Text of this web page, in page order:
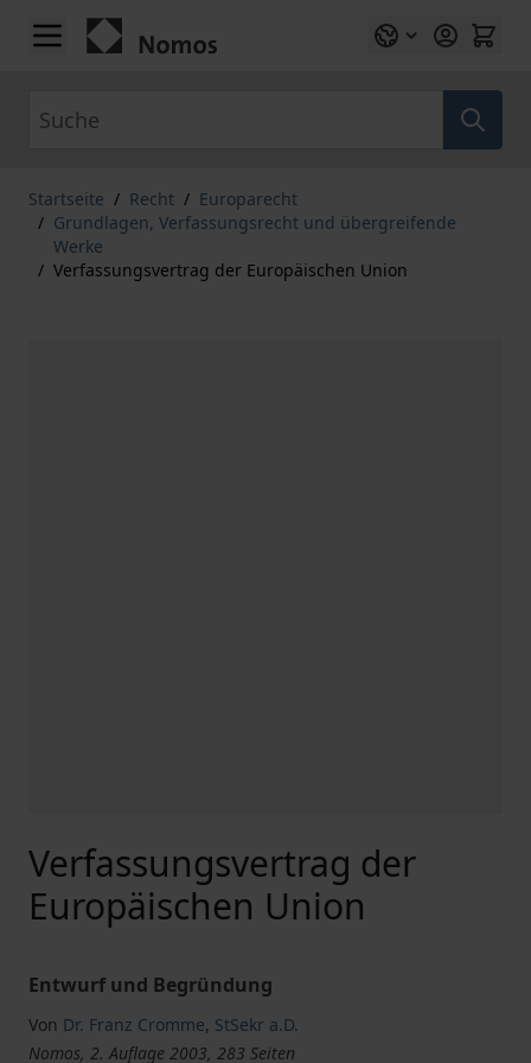
Zum Inhalt springen
Startseite / Recht / Europarecht
/ Grundlagen, Verfassungsrecht und übergreifende
Werke
/ Verfassungsvertrag der Europäischen Union
Verfassungsvertrag der
Europäischen Union
Entwurf und Begründung
Von Dr. Franz Cromme, StSekr a.D.
Nomos, 2. Auflage 2003, 283 Seiten